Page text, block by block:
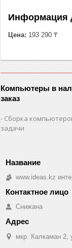
Информация
Цена: 193 290 ₸
Компьютеры в
заказ
Сборка
задачи
www.ideas.kz
Снижана
мкр. Калкаман